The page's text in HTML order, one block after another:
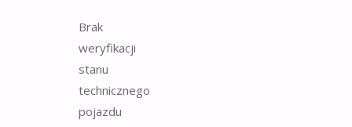
Brak
weryfikacji
stanu
technicznego
pojazdu